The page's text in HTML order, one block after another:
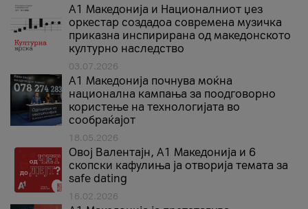
А1 Македонија и Националниот џез
оркестар создадоа современа музичка
приказна инспирирана од македонското
културно наследство
03.07.2026
A1 Македонија почнува моќна
национална кампања за поодговорно
користење на технологијата во
сообраќајот
18.05.2026
Овој Валентајн, A1 Македонија и 6
скопски кафулиња ја отворија темата за
safe dating
16.02.2026